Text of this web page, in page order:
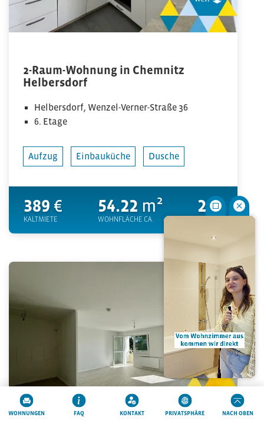
2-Raum-Wohnung in Chemnitz
Helbersdorf
Helbersdorf, Wenzel-Verner-Straße 36
6. Etage
Aufzug Einbauküche Dusche
389 €
KALTMIETE
54.22 m²
WOHNFLÄCHE CA.
2
MERKEN
WOHNUNGEN FAQ KONTAKT PRIVATSPHÄRE NACH OBEN